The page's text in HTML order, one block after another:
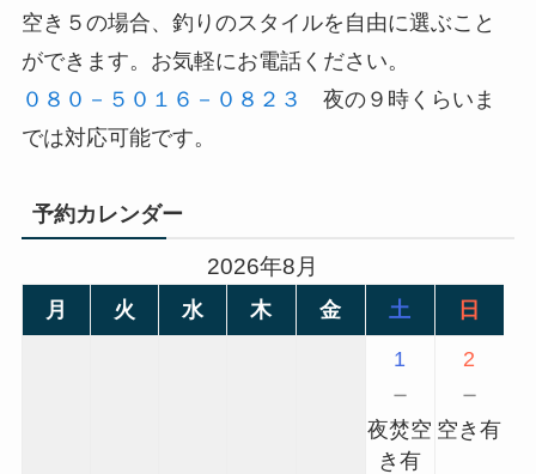
空き５の場合、釣りのスタイルを自由に選ぶこと
ができます。お気軽にお電話ください。
０８０－５０１６－０８２３
夜の９時くらいま
では対応可能です。
予約カレンダー
2026年8月
月 火 水 木 金 土 日
1
－
夜焚空
き有
2
－
空き有